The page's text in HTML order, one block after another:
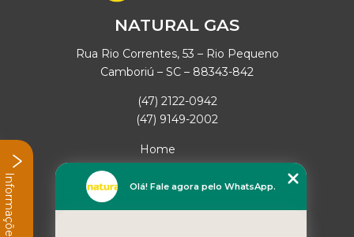
NATURAL GAS
Rua Rio Correntes, 53 – Rio Pequeno
Camboriú – SC – 88343-842
(47) 2122-0942
(47) 9149-2002
Home
Missão
Olá! Fale agora pelo WhatsApp.
Informações